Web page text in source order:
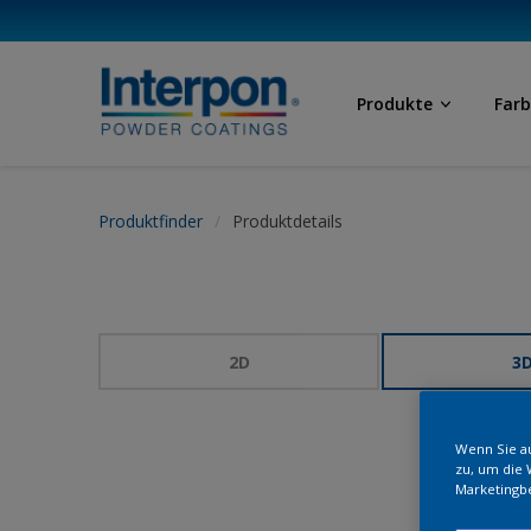
Produkte
Produktfinder Produktdetails
2D 3D
Wenn Sie
zu, um die